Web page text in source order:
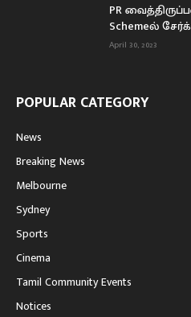
PR
Schemeல்
April 30, 2023
POPULAR CATEGORY
News
Breaking News
Melbourne
Sydney
Sports
Cinema
Tamil Community Events
Notices